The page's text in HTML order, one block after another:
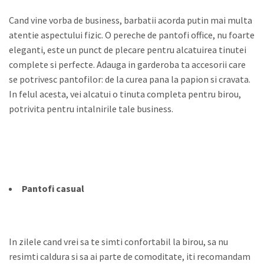
Cand vine vorba de business, barbatii acorda putin mai multa
atentie aspectului fizic. O pereche de pantofi office, nu foarte
eleganti, este un punct de plecare pentru alcatuirea tinutei
complete si perfecte. Adauga in garderoba ta accesorii care
se potrivesc pantofilor: de la curea pana la papion si cravata.
In felul acesta, vei alcatui o tinuta completa pentru birou,
potrivita pentru intalnirile tale business.
Pantofi casual
In zilele cand vrei sa te simti confortabil la birou, sa nu
resimti caldura si sa ai parte de comoditate, iti recomandam